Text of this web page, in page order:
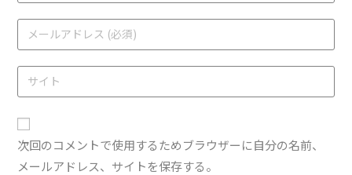
次回のコメントで使用するためブラウザーに自分の名前、
メールアドレス、サイトを保存する。